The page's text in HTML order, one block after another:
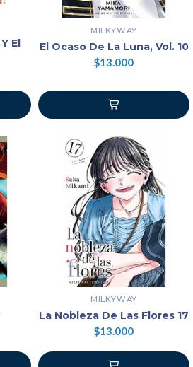
El
MILKYWAY
El Ocaso De La Luna, Vol. 10
$13.000
MILKYWAY
La Nobleza De Las Flores 17
$13.000